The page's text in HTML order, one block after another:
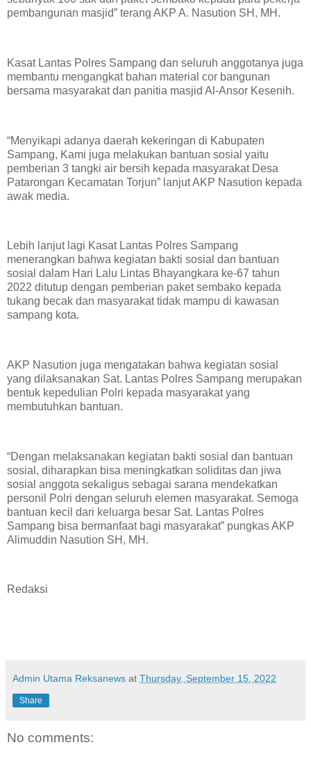
pembangunan masjid” terang AKP A. Nasution SH, MH.
Kasat Lantas Polres Sampang dan seluruh anggotanya juga
membantu mengangkat bahan material cor bangunan
bersama masyarakat dan panitia masjid Al-Ansor Kesenih.
“Menyikapi adanya daerah kekeringan di Kabupaten
Sampang, Kami juga melakukan bantuan sosial yaitu
pemberian 3 tangki air bersih kepada masyarakat Desa
Patarongan Kecamatan Torjun” lanjut AKP Nasution kepada
awak media.
Lebih lanjut lagi Kasat Lantas Polres Sampang
menerangkan bahwa kegiatan bakti sosial dan bantuan
sosial dalam Hari Lalu Lintas Bhayangkara ke-67 tahun
2022 ditutup dengan pemberian paket sembako kepada
tukang becak dan masyarakat tidak mampu di kawasan
sampang kota.
AKP Nasution juga mengatakan bahwa kegiatan sosial
yang dilaksanakan Sat. Lantas Polres Sampang merupakan
bentuk kepedulian Polri kepada masyarakat yang
membutuhkan bantuan.
“Dengan melaksanakan kegiatan bakti sosial dan bantuan
sosial, diharapkan bisa meningkatkan soliditas dan jiwa
sosial anggota sekaligus sebagai sarana mendekatkan
personil Polri dengan seluruh elemen masyarakat. Semoga
bantuan kecil dari keluarga besar Sat. Lantas Polres
Sampang bisa bermanfaat bagi masyarakat” pungkas AKP
Alimuddin Nasution SH, MH.
Redaksi
Admin Utama Reksanews at Thursday, September 15, 2022
Share
No comments: